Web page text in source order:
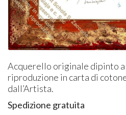
Acquerello originale dipinto a
riproduzione in carta di
dall’Artista.
Spedizione gratuita